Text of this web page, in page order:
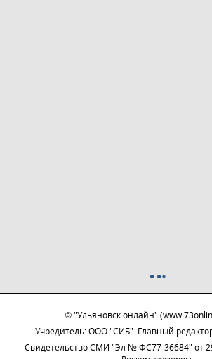
© "Ульяновск онлайн"
Учредитель: ООО "СИБ". Главный
Свидетельство СМИ "Эл № ФС77-36684" от